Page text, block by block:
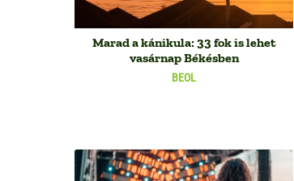
BEOL
Marad a kánikula: 33 fok is lehet
vasárnap Békésben